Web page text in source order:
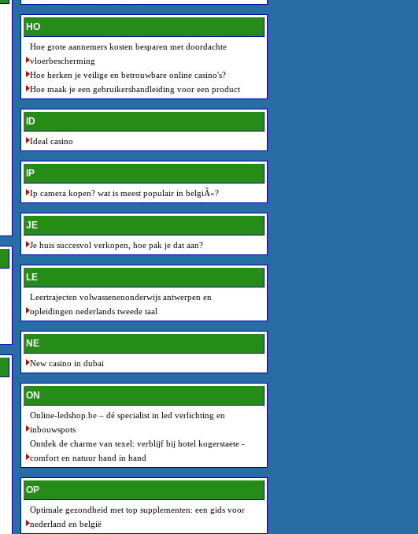
HO
Hoe grote aannemers kosten besparen met doordachte
vloerbescherming
Hoe herken je veilige en betrouwbare online casino's?
Hoe maak je een gebruikershandleiding voor een product
ID
Ideal casino
IP
Ip camera kopen? wat is meest populair in belgiÃ«?
JE
Je huis succesvol verkopen, hoe pak je dat aan?
LE
Leertrajecten volwassenenonderwijs antwerpen en
opleidingen nederlands tweede taal
NE
New casino in dubai
ON
Online-ledshop.be – dé specialist in led verlichting en
inbouwspots
Ontdek de charme van texel: verblijf bij hotel kogerstaete -
comfort en natuur hand in hand
OP
Optimale gezondheid met top supplementen: een gids voor
nederland en belgië